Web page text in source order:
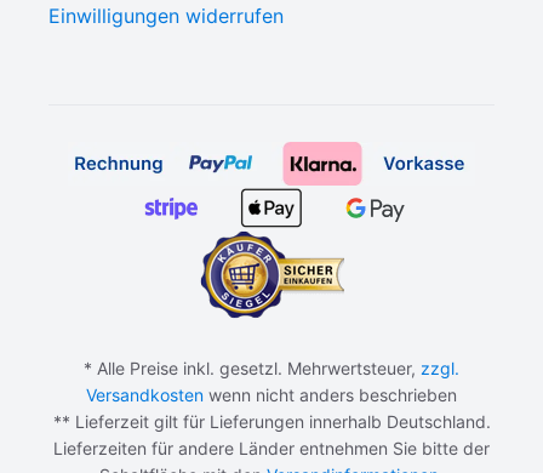
Einwilligungen widerrufen
* Alle Preise inkl. gesetzl. Mehrwertsteuer, zzgl.
Versandkosten wenn nicht anders beschrieben
** Lieferzeit gilt für Lieferungen innerhalb Deutschland.
Lieferzeiten für andere Länder entnehmen Sie bitte der